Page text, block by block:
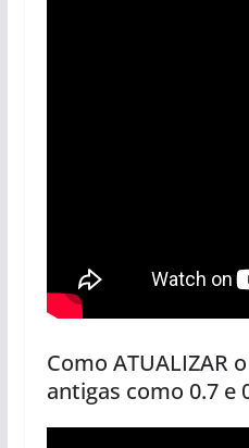
Como ATUALIZAR
antigas como 0.7 e